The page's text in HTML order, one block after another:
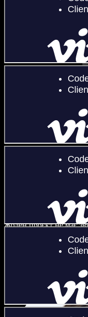
Великий
голосів з
Жоден проєкт не має
акторів і акцентів та